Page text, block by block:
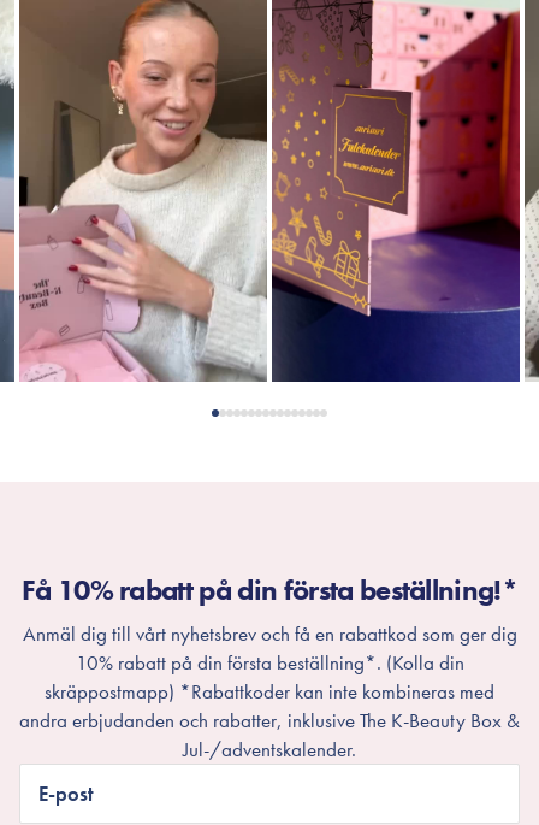
Få 10% rabatt på din första beställning!*
Anmäl dig till vårt nyhetsbrev och få en rabattkod som ger dig
10% rabatt på din första beställning*. (Kolla din
skräppostmapp) *Rabattkoder kan inte kombineras med
andra erbjudanden och rabatter, inklusive The K-Beauty Box &
Jul-/adventskalender.
E-post